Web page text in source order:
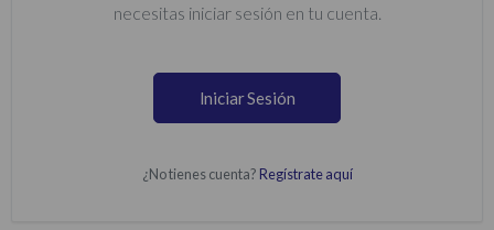
necesitas iniciar sesión en tu cuenta.
Iniciar Sesión
¿No tienes cuenta? Regístrate aquí